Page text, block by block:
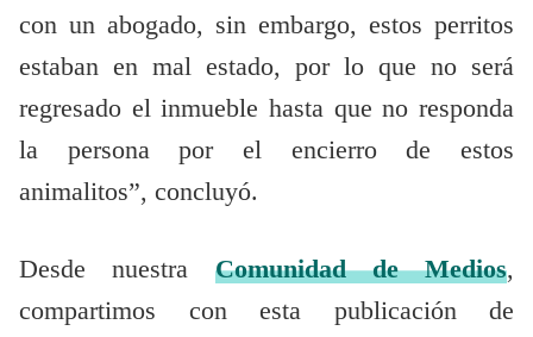
con un abogado, sin embargo, estos perritos
estaban en mal estado, por lo que no será
regresado el inmueble hasta que no responda
la persona por el encierro de estos
animalitos”, concluyó.
Desde nuestra Comunidad de Medios,
compartimos con esta publicación de